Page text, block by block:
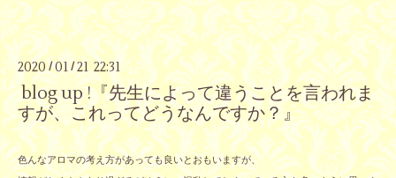
2020/01 /21 22:31
blog up !『先生によって違うことを言われま
すが、これってどうなんですか？』
色んなアロマの考え方があっても良いとおもいますが、